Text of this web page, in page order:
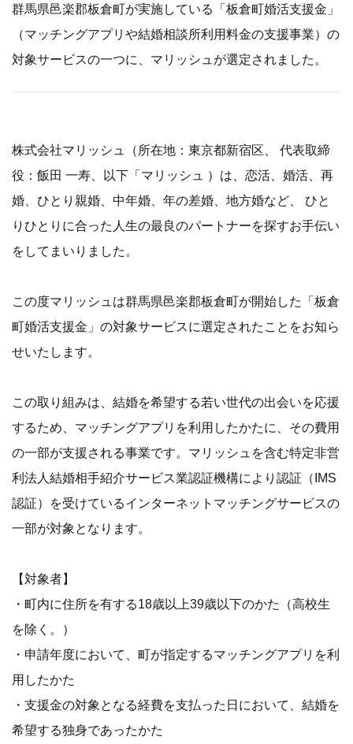
群馬県邑楽郡板倉町が実施している「板倉町婚活支援金」
（マッチングアプリや結婚相談所利用料金の支援事業）の
対象サービスの一つに、マリッシュが選定されました。
株式会社マリッシュ（所在地：東京都新宿区、 代表取締
役：飯田 一寿、以下「マリッシュ ）は、恋活、婚活、再
婚、ひとり親婚、中年婚、年の差婚、地方婚など、 ひと
りひとりに合った人生の最良のパートナーを探すお手伝い
をしてまいりました。
この度マリッシュは群馬県邑楽郡板倉町が開始した「板倉
町婚活支援金」の対象サービスに選定されたことをお知ら
せいたします。
この取り組みは、結婚を希望する若い世代の出会いを応援
するため、マッチングアプリを利用したかたに、その費用
の一部が支援される事業です。マリッシュを含む特定非営
利法人結婚相手紹介サービス業認証機構により認証（IMS
認証）を受けているインターネットマッチングサービスの
一部が対象となります。
【対象者】
・町内に住所を有する18歳以上39歳以下のかた（高校生
を除く。）
・申請年度において、町が指定するマッチングアプリを利
用したかた
・支援金の対象となる経費を支払った日において、結婚を
希望する独身であったかた